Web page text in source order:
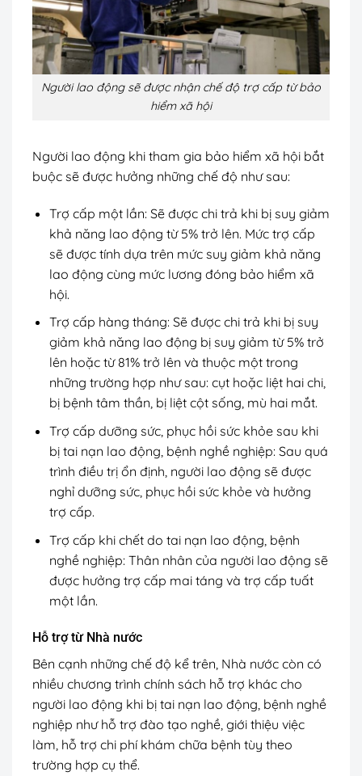
Người lao động sẽ được nhận chế độ trợ cấp từ bảo
hiểm xã hội
Người lao động khi tham gia bảo hiểm xã hội bắt
buộc sẽ được hưởng những chế độ như sau:
Trợ cấp một lần: Sẽ được chi trả khi bị suy giảm
khả năng lao động từ 5% trở lên. Mức trợ cấp
sẽ được tính dựa trên mức suy giảm khả năng
lao động cùng mức lương đóng bảo hiểm xã
hội.
Trợ cấp hàng tháng: Sẽ được chi trả khi bị suy
giảm khả năng lao động bị suy giảm từ 5% trở
lên hoặc từ 81% trở lên và thuộc một trong
những trường hợp như sau: cụt hoặc liệt hai chi,
bị bệnh tâm thần, bị liệt cột sống, mù hai mắt.
Trợ cấp dưỡng sức, phục hồi sức khỏe sau khi
bị tai nạn lao động, bệnh nghề nghiệp: Sau quá
trình điều trị ổn định, người lao động sẽ được
nghỉ dưỡng sức, phục hồi sức khỏe và hưởng
trợ cấp.
Trợ cấp khi chết do tai nạn lao động, bệnh
nghề nghiệp: Thân nhân của người lao động sẽ
được hưởng trợ cấp mai táng và trợ cấp tuất
một lần.
Hỗ trợ từ Nhà nước
Bên cạnh những chế độ kể trên, Nhà nước còn có
nhiều chương trình chính sách hỗ trợ khác cho
người lao động khi bị tai nạn lao động, bệnh nghề
nghiệp như hỗ trợ đào tạo nghề, giới thiệu việc
làm, hỗ trợ chi phí khám chữa bệnh tùy theo
trường hợp cụ thể.